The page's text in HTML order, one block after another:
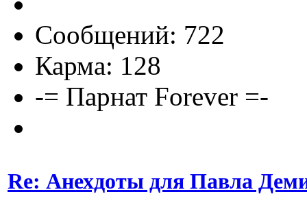
Сообщений: 722
Карма: 128
-= Парнат Forever =-
Re: Анехдоты для Павла